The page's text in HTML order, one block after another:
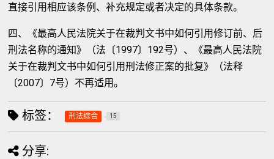
直接引用相应该条例、补充规定或者决定的具体条款。
四、《最高人民法院关于在裁判文书中如何引用修订前、后
刑法名称的通知》（法〔1997〕192号）、《最高人民法院
关于在裁判文书中如何引用刑法修正案的批复》（法释
〔2007〕7号）不再适用。
标签： 刑法综合 15
分享: